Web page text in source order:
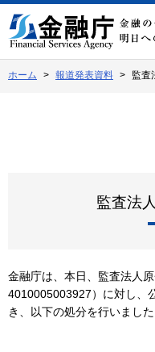
文
へ
動
ホーム 報道発表資料 監査
監査法
金融庁は、本日、監査法人
4010005003927）に対し、
き、以下の処分を行いました